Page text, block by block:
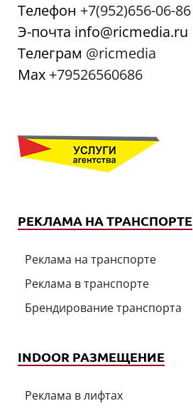
Телефон +7(952)656-06-86
Э-почта info@ricmedia.ru
Телеграм @ricmedia
Мах +79526560686
РЕКЛАМА НА ТРАНСПОРТЕ
Реклама на транспорте
Реклама в транспорте
Брендирование транспорта
INDOOR РАЗМЕЩЕНИЕ
Реклама в лифтах